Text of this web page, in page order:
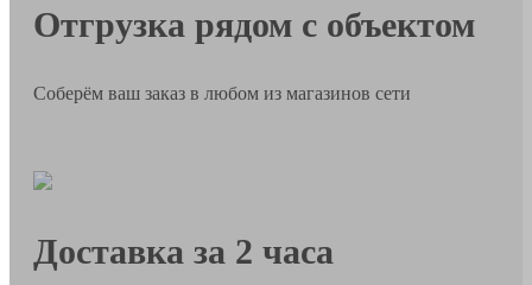
Отгрузка рядом с объектом
Соберём ваш заказ в любом из магазинов сети
Доставка за 2 часа